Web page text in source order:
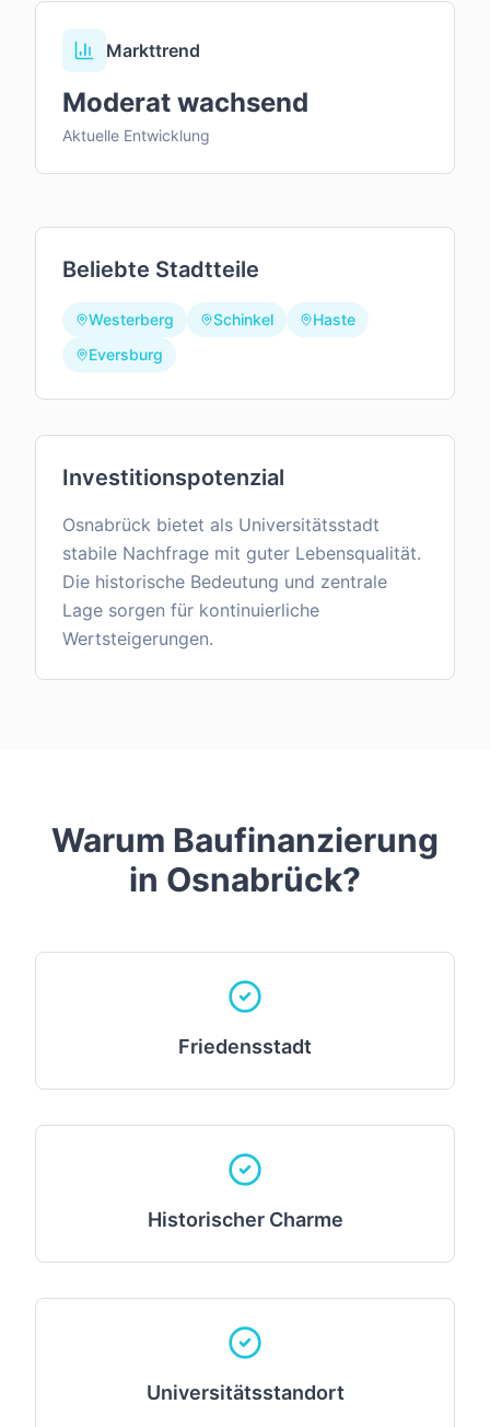
Markttrend
Moderat wachsend
Aktuelle Entwicklung
Beliebte Stadtteile
Westerberg Schinkel
Haste
Eversburg
Investitionspotenzial
Osnabrück bietet als Universitätsstadt
stabile Nachfrage mit guter Lebensqualität.
Die historische Bedeutung und zentrale
Lage sorgen für kontinuierliche
Wertsteigerungen.
Warum Baufinanzierung
in Osnabrück?
Friedensstadt
Historischer Charme
Universitätsstandort